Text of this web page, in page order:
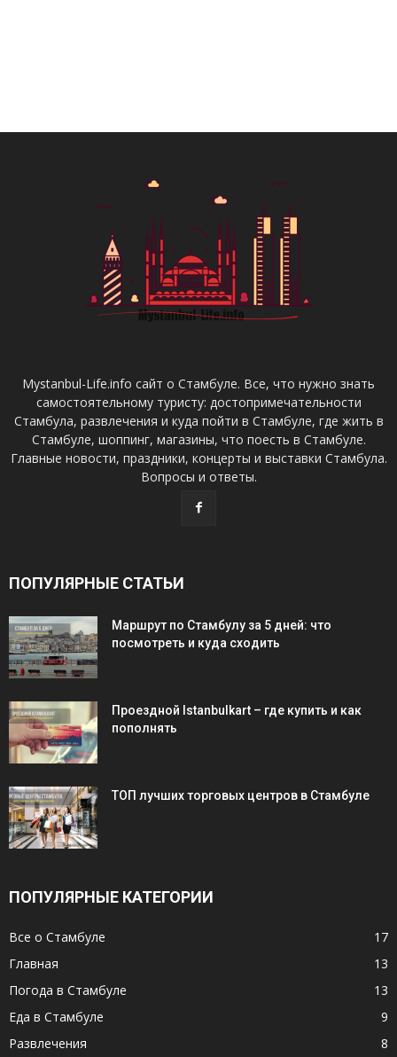
Mystanbul-Life.info сайт о Стамбуле. Все, что нужно знать
самостоятельному туристу: достопримечательности
Стамбула, развлечения и куда пойти в Стамбуле, где жить в
Стамбуле, шоппинг, магазины, что поесть в Стамбуле.
Главные новости, праздники, концерты и выставки Стамбула.
Вопросы и ответы.
ПОПУЛЯРНЫЕ СТАТЬИ
Маршрут по Стамбулу за 5 дней: что
посмотреть и куда сходить
Проездной Istanbulkart – где купить и как
пополнять
ТОП лучших торговых центров в Стамбуле
ПОПУЛЯРНЫЕ КАТЕГОРИИ
Все о Стамбуле
17
Главная
13
Погода в Стамбуле
13
Еда в Стамбуле
9
Развлечения
8